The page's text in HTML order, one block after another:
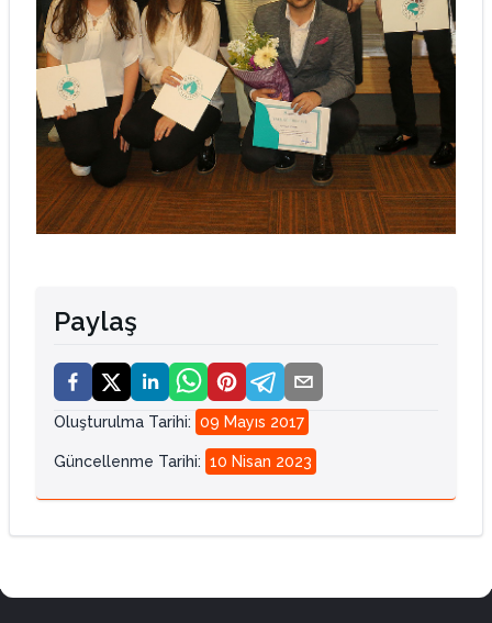
Paylaş
Oluşturulma Tarihi: 09 Mayıs 2017
Güncellenme Tarihi: 10 Nisan 2023